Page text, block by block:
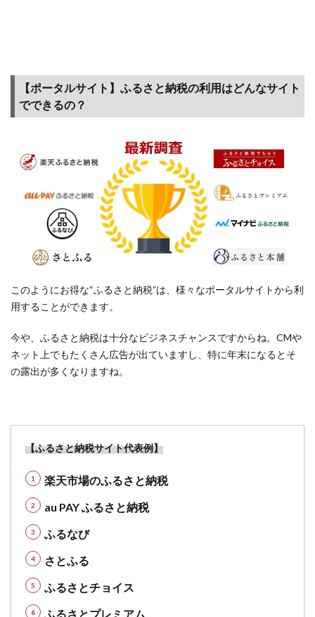
2.1
「楽
天ふ
税」
は？
特徴
とメ
リッ
トに
て
【楽
天経
圏】
重要
済
共通
ポイ
ント
の活
用術
2.3
【シ
ョッ
プ買
【ポータルサイト】ふるさと納税の利用はどんなサイト
でできるの？
このようにお得な“ふるさと納税”は、様々なポータルサイトから利
用することができます。
今や、ふるさと納税は十分なビジネスチャンスですからね。CMや
ネット上でもたくさん広告が出ていますし、特に年末になるとそ
の露出が多くなりますね。
【ふるさと納税サイト代表例】
楽天市場のふるさと納税
au PAY ふるさと納税
ふるなび
さとふる
ふるさとチョイス
ふるさとプレミアム